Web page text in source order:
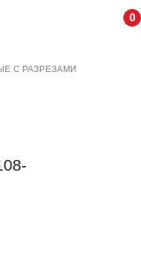
0
С РАЗРЕЗАМИ